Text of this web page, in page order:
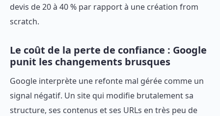
devis de 20 à 40 % par rapport à une création from
scratch.
Le coût de la perte de confiance : Google
punit les changements brusques
Google interprète une refonte mal gérée comme un
signal négatif. Un site qui modifie brutalement sa
structure, ses contenus et ses URLs en très peu de